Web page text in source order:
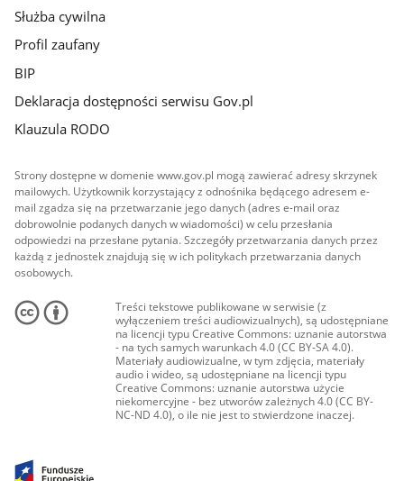
Służba cywilna
Profil zaufany
BIP
Deklaracja dostępności serwisu Gov.pl
Klauzula RODO
Strony dostępne w domenie www.gov.pl mogą zawierać adresy skrzynek
mailowych. Użytkownik korzystający z odnośnika będącego adresem e-
mail zgadza się na przetwarzanie jego danych (adres e-mail oraz
dobrowolnie podanych danych w wiadomości) w celu przesłania
odpowiedzi na przesłane pytania. Szczegóły przetwarzania danych przez
każdą z jednostek znajdują się w ich politykach przetwarzania danych
osobowych.
Treści tekstowe publikowane w serwisie (z
wyłączeniem treści audiowizualnych), są udostępniane
na licencji typu Creative Commons: uznanie autorstwa
- na tych samych warunkach 4.0 (CC BY-SA 4.0).
Materiały audiowizualne, w tym zdjęcia, materiały
audio i wideo, są udostępniane na licencji typu
Creative Commons: uznanie autorstwa użycie
niekomercyjne - bez utworów zależnych 4.0 (CC BY-
NC-ND 4.0), o ile nie jest to stwierdzone inaczej.